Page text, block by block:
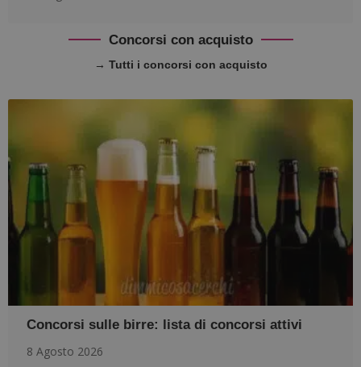
Concorsi con acquisto
→ Tutti i concorsi con acquisto
Concorsi sulle birre: lista di concorsi attivi
8 Agosto 2026